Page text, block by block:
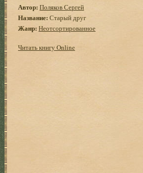
Автор: Поляков Сергей
Название: Старый друг
Жанр: Неотсортированное
Читать книгу Online